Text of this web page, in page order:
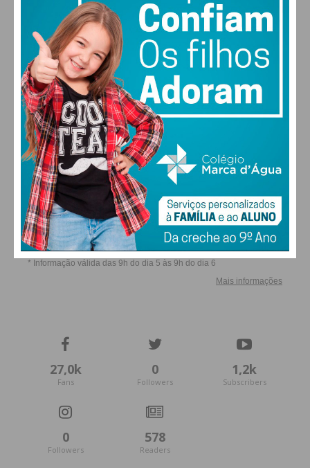
Eu li e concordo com os termos e
condições
ALTERAR
FARMACIAS DE SERVIÇO EM PAÇOS DE
FERREIRA
27,0k
Fans
0
Followers
1,2k
Subscribers
0
Followers
578
Readers